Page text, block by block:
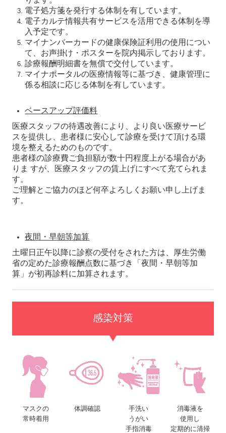
電子処方箋を発行する体制を有しています。
電子カルテ情報共有サービスを活用できる体制を導
入予定です。
マイナンバーカードの健康保険証利用の使用につい
て、お声掛け・ポスターを院内掲示しております。
診療報酬明細書を無償で交付しています。
マイナポータルの医療情報等に基づき、健康管理に
係る相談に応じる体制を有しています。
ベースアップ評価料
医療スタッフの待遇改善により、より良い医療サービ
スを提供し、患者様に安心して診療を受けて頂ける環
境を整えるためのものです。
患者様の診療費ご負担額が数十円程度上がる場合があ
りま すが、医療スタッフの賃上げにすべて充てられま
す。
ご理解とご協力のほど何卒よろしくお願い申し上げま
す。
夜間・早朝等加算
土曜日正午以降に診察の受付をされた方は、厚生労働
省の定めた診療報酬点数に基づき「夜間・早朝等加
算」が初再診料に加算されます。
感染対策
マスクの
常時着用
体調確認
手洗い
うがい
手指消毒
消毒液を
使用し
定期的に清掃